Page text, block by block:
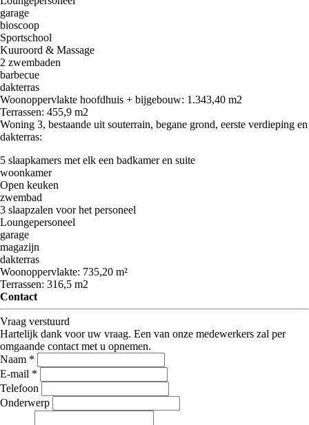
garage
bioscoop
Sportschool
Kuuroord & Massage
2 zwembaden
barbecue
dakterras
Woonoppervlakte hoofdhuis + bijgebouw: 1.343,40 m2
Terrassen: 455,9 m2
Woning 3, bestaande uit souterrain, begane grond, eerste verdieping en
dakterras:
5 slaapkamers met elk een badkamer en suite
woonkamer
Open keuken
zwembad
3 slaapzalen voor het personeel
Loungepersoneel
garage
magazijn
dakterras
Woonoppervlakte: 735,20 m²
Terrassen: 316,5 m2
Contact
Vraag verstuurd
Hartelijk dank voor uw vraag. Een van onze medewerkers zal per
omgaande contact met u opnemen.
Naam *
E-mail *
Telefoon
Onderwerp